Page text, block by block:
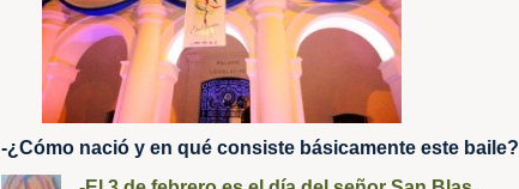
-¿Cómo nació y en qué consiste básicamente este baile?